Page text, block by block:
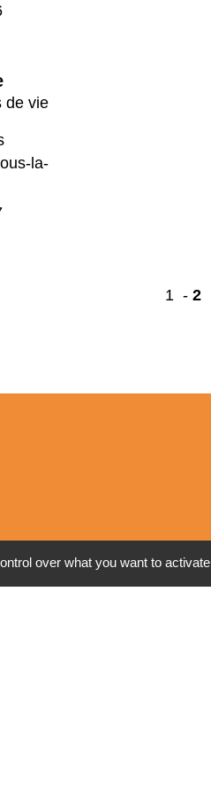
de vie
la-
1 - 2
over what you want to activate